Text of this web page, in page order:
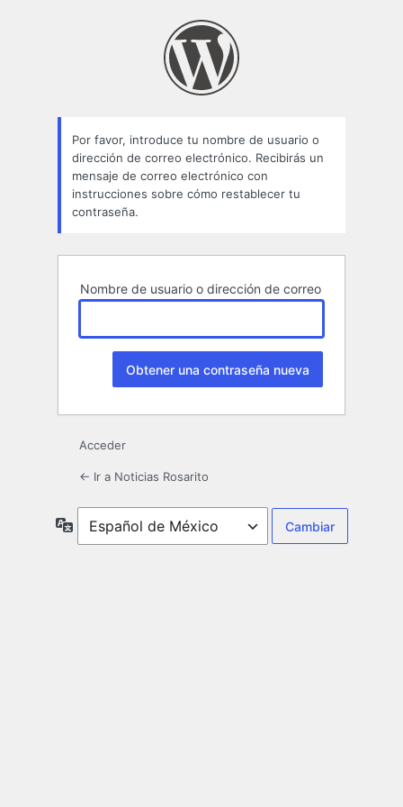
Por favor, introduce tu nombre de usuario o
dirección de correo electrónico. Recibirás un
mensaje de correo electrónico con
instrucciones sobre cómo restablecer tu
contraseña.
Nombre de usuario o dirección de correo
Acceder
← Ir a Noticias Rosarito
Idioma